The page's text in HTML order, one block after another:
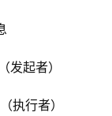
起者）
执行者）